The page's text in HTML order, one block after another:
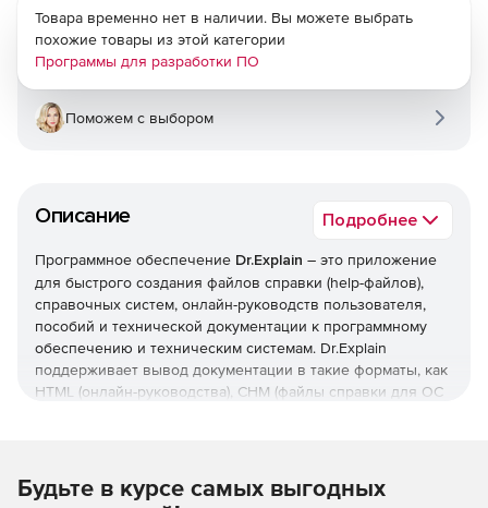
Описание Подробнее
Программное обеспечение Dr.Explain – это приложение
для быстрого создания файлов справки (help-файлов),
справочных систем, онлайн-руководств пользователя,
пособий и технической документации к программному
обеспечению и техническим системам. Dr.Explain
поддерживает вывод документации в такие форматы, как
HTML (онлайн-руководства), CHM (файлы справки для ОС
экранов) окон, автоматически расставляя на них
Товара временно нет в наличии. Вы можете выбрать
похожие товары из этой категории
Программы для разработки ПО
Поможем с выбором
Будьте в курсе самых выгодных